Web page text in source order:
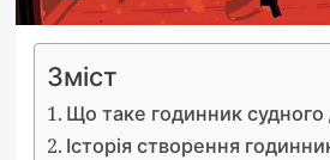
Зміст
Що таке годинник судного
Історія створення